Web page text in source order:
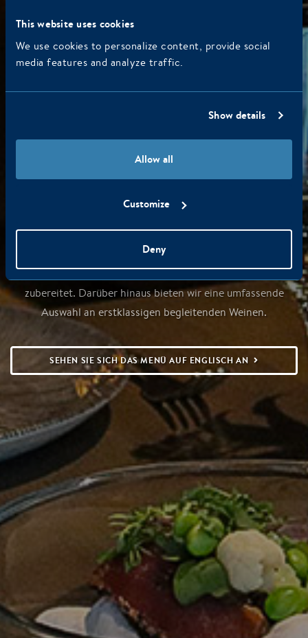
This website uses cookies
We use cookies to personalize content, provide social
media features and analyze traffic.
Show details
Allow all
Customize
Deny
Menü
Stellen Sie Ihr eigenes Menü zusammen! Alle Gerichte
werden mit frischen und saisonalen Qualitätsprodukten
zubereitet. Darüber hinaus bieten wir eine umfassende
Auswahl an erstklassigen begleitenden Weinen.
SEHEN SIE SICH DAS MENÜ AUF ENGLISCH AN